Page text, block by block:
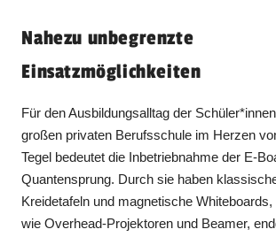
Nahezu unbegrenzte
Einsatzmöglichkeiten
Für den Ausbildungsalltag der
großen privaten Berufsschule im Herzen
Tegel bedeutet die Inbetriebnahme der E-
Quantensprung. Durch sie haben
Kreidetafeln und magnetische Whiteboards,
wie Overhead-Projektoren und Beamer,